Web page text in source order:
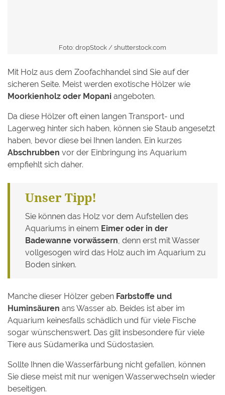
Foto: dropStock / shutterstock.com
Mit Holz aus dem Zoofachhandel sind Sie auf der
sicheren Seite. Meist werden exotische Hölzer wie
Moorkienholz oder Mopani angeboten.
Da diese Hölzer oft einen langen Transport- und
Lagerweg hinter sich haben, können sie Staub angesetzt
haben, bevor diese bei Ihnen landen. Ein kurzes
Abschrubben vor der Einbringung ins Aquarium
empfiehlt sich daher.
Unser Tipp!
Sie können das Holz vor dem Aufstellen des
Aquariums in einem Eimer oder in der
Badewanne vorwässern, denn erst mit Wasser
vollgesogen wird das Holz auch im Aquarium zu
Boden sinken.
Manche dieser Hölzer geben Farbstoffe und
Huminsäuren ans Wasser ab. Beides ist aber im
Aquarium keinesfalls schädlich und für viele Fische
sogar wünschenswert. Das gilt insbesondere für viele
Tiere aus Südamerika und Südostasien.
Sollte Ihnen die Wasserfärbung nicht gefallen, können
Sie diese meist mit nur wenigen Wasserwechseln wieder
beseitigen.